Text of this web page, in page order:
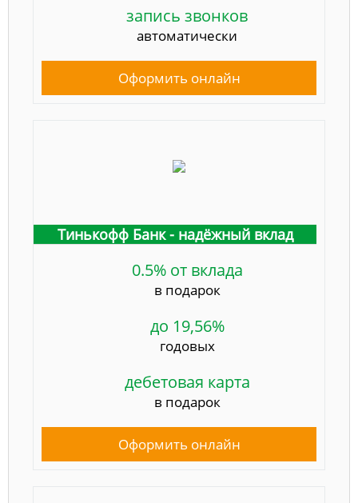
запись звонков
автоматически
Оформить онлайн
Тинькофф Банк - надёжный вклад
0.5% от вклада
в подарок
до 19,56%
годовых
дебетовая карта
в подарок
Оформить онлайн